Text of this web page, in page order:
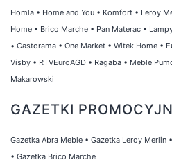
Homla • Home and You • Komfort • Leroy
Home • Brico Marche • Pan Materac •
• Castorama • One Market • Witek Home •
Visby • RTVEuroAGD • Ragaba • Meble
Makarowski
GAZETKI
Gazetka Abra Meble • Gazetka Leroy Merlin •
• Gazetka Brico Marche